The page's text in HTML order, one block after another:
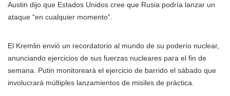
Austin dijo que Estados Unidos cree que Rusia podría lanzar un
ataque “en cualquier momento”.
El Kremlin envió un recordatorio al mundo de su poderío nuclear,
anunciando ejercicios de sus fuerzas nucleares para el fin de
semana. Putin monitoreará el ejercicio de barrido el sábado que
involucrará múltiples lanzamientos de misiles de práctica.